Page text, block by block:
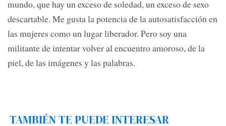
mundo, que hay un exceso de soledad, un exceso de sexo
descartable. Me gusta la potencia de la autosatisfacción en
las mujeres como un lugar liberador. Pero soy una
militante de intentar volver al encuentro amoroso, de la
piel, de las imágenes y las palabras.
TAMBIÉN TE PUEDE INTERESAR